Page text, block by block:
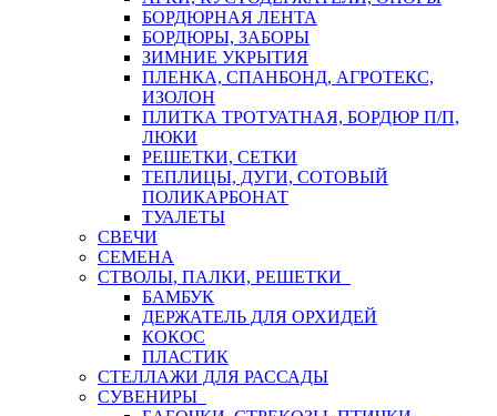
БОРДЮРНАЯ ЛЕНТА
БОРДЮРЫ, ЗАБОРЫ
ЗИМНИЕ УКРЫТИЯ
ПЛЕНКА, СПАНБОНД, АГРОТЕКС,
ИЗОЛОН
ПЛИТКА ТРОТУАТНАЯ, БОРДЮР П/П,
ЛЮКИ
РЕШЕТКИ, СЕТКИ
ТЕПЛИЦЫ, ДУГИ, СОТОВЫЙ
ПОЛИКАРБОНАТ
ТУАЛЕТЫ
СВЕЧИ
СЕМЕНА
СТВОЛЫ, ПАЛКИ, РЕШЕТКИ
БАМБУК
ДЕРЖАТЕЛЬ ДЛЯ ОРХИДЕЙ
КОКОС
ПЛАСТИК
СТЕЛЛАЖИ ДЛЯ РАССАДЫ
СУВЕНИРЫ